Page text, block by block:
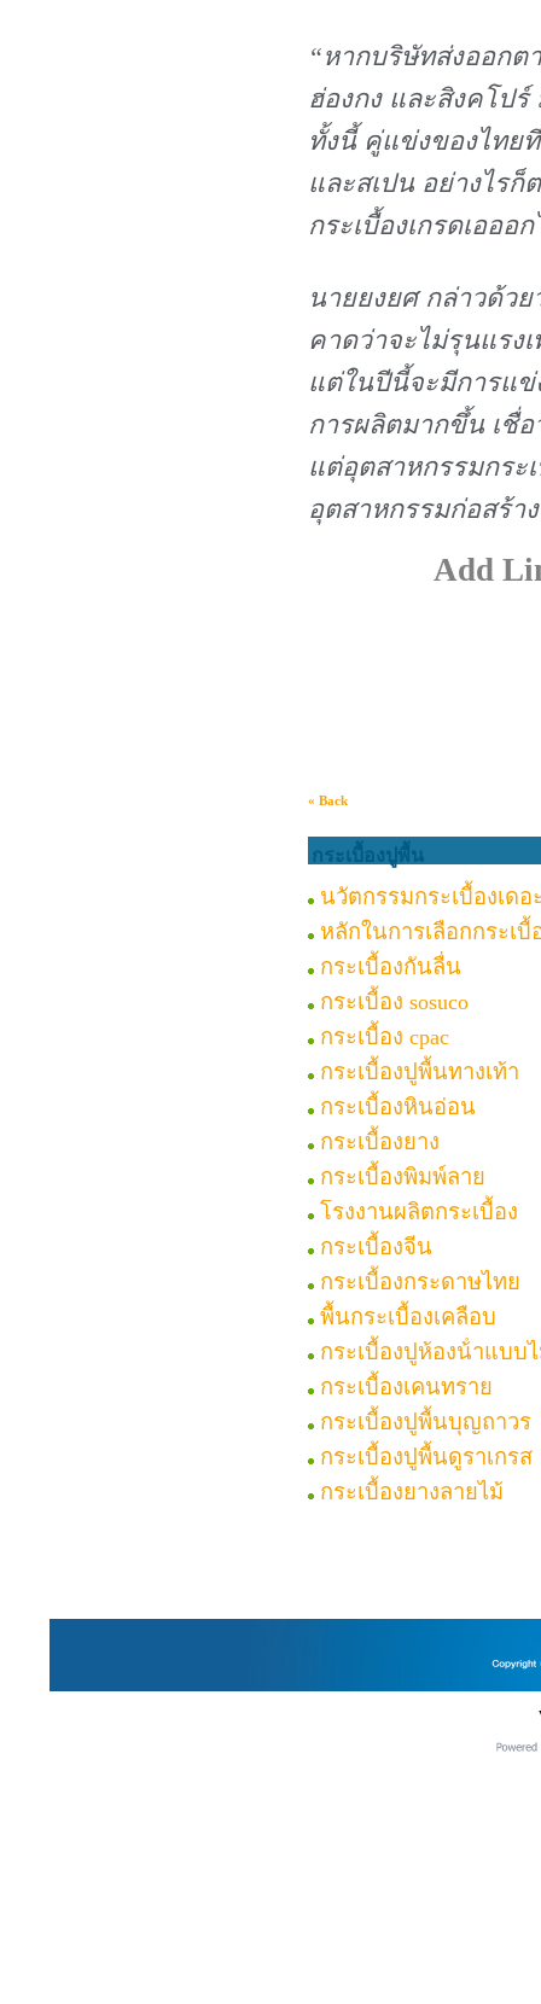
“หากบริษัทส่งออกต
ฮ่องกง และสิงคโป
ทั้งนี้ คู่แข่งของไทย
และสเปน อย่างไร
กระเบื้องเกรดเออ
นายยงยศ กล่าวด้ว
คาดว่าจะไม่รุนแรง
แต่ในปีนี้จะมีการแข่
การผลิตมากขึ้น เชื่
แต่อุตสาหกรรมกร
อุตสาหกรรมก่อสร้าง
Add
« Back
กระเบื้องปูพื้น
นวัตกรรมกระเบื้องเด
หลักในการเลือกกระเ
กระเบื้องกันลื่น
กระเบื้อง sosuco
กระเบื้อง cpac
กระเบื้องปูพื้นทางเท้า
กระเบื้องหินอ่อน
กระเบื้องยาง
กระเบื้องพิมพ์ลาย
โรงงานผลิตกระเบื้อง
กระเบื้องจีน
กระเบื้องกระดาษไทย
พื้นกระเบื้องเคลือบ
กระเบื้องปูห้องน้ําแบบ
กระเบื้องเคนทราย
กระเบื้องปูพื้นบุญถาวร
กระเบื้องปูพื้นดูราเกรส
กระเบื้องยางลายไม้